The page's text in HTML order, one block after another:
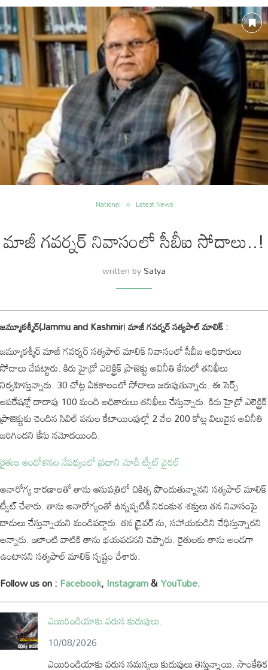
National Latest News
మాజీ గవర్నర్ నివాసంలో సీబీఐ సోదాలు..!
written bySatya
జమ్మూకశ్మీర్(Jammu and Kashmir)మాజీ గవర్నర్ సత్యపాల్ మాలిక్ :
జమ్మూకశ్మీర్ మాజీ గవర్నర్ సత్యపాల్ మాలిక్ నివాసంలో సీబీఐ అధికారులు
సోదాలు చేపట్టారు. కిరు హైడ్రో ఎలెక్ట్రిక్ ప్రాజెక్టు అవినీతి కేసులో తనిఖీలు
నిర్వహిస్తున్నారు. 30 చోట్ల ఏకకాలంలో సోదాలు జరుపుతున్నారు. ఈ సెర్చ్
ఆపరేషన్లో దాదాపు 100 మంది అధికారులు తనిఖీలు చేస్తున్నారు. కిరు హైడ్రో ఎలెక్ట్రిక్
ప్రాజెక్టుకు చెందిన సివిల్ పనుల కేటాయింపుల్లో 2 వేల 200 కోట్ల విలువైన అవినీతి
జరిగిందని కేసు నమోదయింది.
రైతుల ఆందోళనల నేపథ్యంలో ప్రధాని మోదీ ట్వీట్ వైరల్
అనారోగ్య కారణాలతో తాను ఆసుపత్రిలో చికిత్స పొందుతున్నానని సత్యపాల్ మాలిక్
ట్వీట్ చేశారు. తాను అనారోగ్యంతో ఉన్నప్పటికీ నిరంకుశ శక్తులు తన నివాసంపై
దాడులు చేస్తున్నాయని మండిపడ్డారు. తన డ్రైవర్ ను, సహాయకుడిని వేధిస్తున్నారని
అన్నారు. ఇలాంటి వాటికి తాను భయపడనని చెప్పారు. రైతులకు తాను అండగా
ఉంటానని సత్యపాల్ మాలిక్ స్పష్టం చేశారు.
Follow us on :Facebook,Instagram&YouTube.
ఎయిరిండియాకు వరుస కుదుపులు.
10/08/2026
ఎయిరిండియాకు వరుస సమస్యలు కుదుపులు తెస్తున్నాయి. సాంకేతిక